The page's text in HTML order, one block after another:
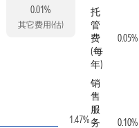
0.01%
其它费用(估)
1.47%
托
管
费
(每
年)
0.05%
销
售
服
务
0.10%